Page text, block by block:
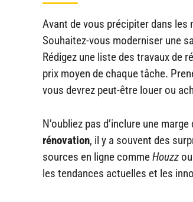
Avant de vous précipiter dans les
Souhaitez-vous moderniser une
Rédigez une liste des travaux de
prix moyen de chaque tâche.
vous devrez peut-être louer ou
N’oubliez pas d’inclure une
rénovation, il y a souvent des
sources en ligne commeHouzz ou
les tendances actuelles et les